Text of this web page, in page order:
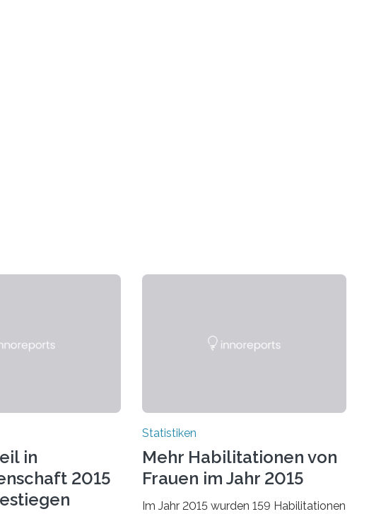
in
2015
Statistiken
Mehr Habilitationen von
Frauen im Jahr 2015
Im Jahr 2015 wurden 159 Habilitationen